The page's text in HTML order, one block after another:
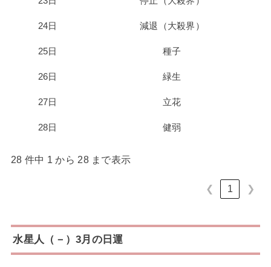
24日 減退（大殺界）
25日 種子
26日 緑生
27日 立花
28日 健弱
28 件中 1 から 28 まで表示
❮ 1 ❯
水星人（－）3月の日運